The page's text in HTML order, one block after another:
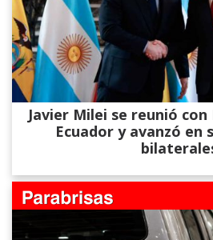
Javier Milei se reunió
Ecuador y avanzó en